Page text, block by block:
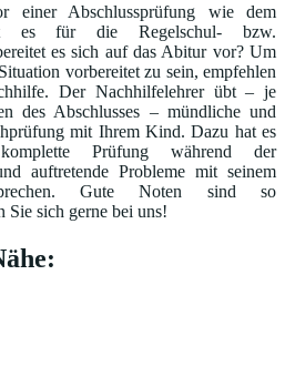
einer Abschlussprüfung wie dem
es für die Regelschul- bzw.
es sich auf das Abitur vor? Um
vorbereitet zu sein, empfehlen
Der Nachhilfelehrer übt – je
des Abschlusses – mündliche und
mit Ihrem Kind. Dazu hat es
Prüfung während der
auftretende Probleme mit seinem
Gute Noten sind so
sich gerne bei uns!